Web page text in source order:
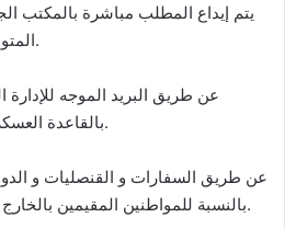
المتواجد بكل ولاية (24 مكتب).
بالقاعدة العسكرية بالعمران 1005 تونس.
بالنسبة للمواطنين المقيمين بالخارج يمكن لهم إيداع المطالب.